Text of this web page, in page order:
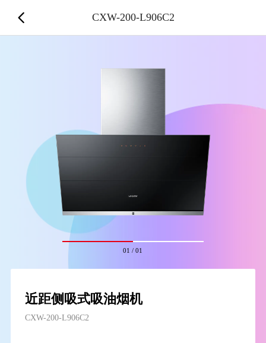
01 /01
近距侧吸式吸油烟机
CXW-200-L906C2
CXW-200-L906C2